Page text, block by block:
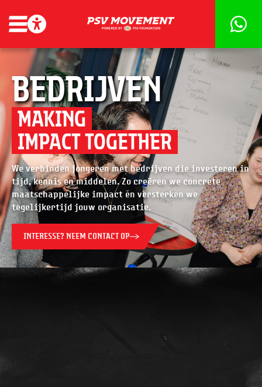
Bedrijven
MAKING
IMPACT TOGETHER
We verbinden jongeren met bedrijven die investeren in
tijd, kennis en middelen. Zo creëren we concrete
maatschappelijke impact én versterken we
tegelijkertijd jouw organisatie.
INTERESSE? NEEM CONTACT OP